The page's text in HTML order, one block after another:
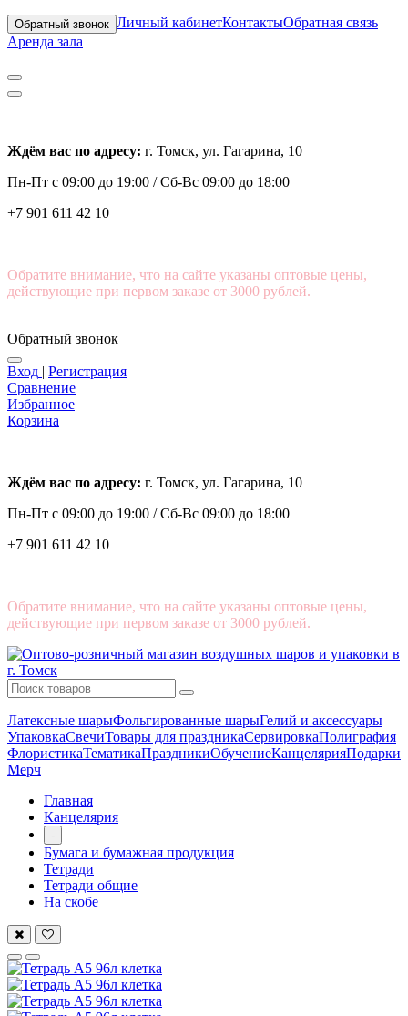
Обратный звонок Личный кабинетКонтактыОбратная связь
Аренда зала
Ждём вас по адресу: г. Томск, ул. Гагарина, 10
Пн-Пт с 09:00 до 19:00 /Сб-Вс 09:00 до 18:00
+7 901 611 42 10
Обратите внимание, что на сайте указаны оптовые цены,
действующие при первом заказе от 3000 рублей.
Обратный звонок
Вход | Регистрация
Сравнение
Избранное
Корзина
Ждём вас по адресу: г. Томск, ул. Гагарина, 10
Пн-Пт с 09:00 до 19:00 /Сб-Вс 09:00 до 18:00
+7 901 611 42 10
Обратите внимание, что на сайте указаны оптовые цены,
действующие при первом заказе от 3000 рублей.
Латексные шарыФольгированные шарыГелий и аксессуары
УпаковкаСвечиТовары для праздникаСервировкаПолиграфия
ФлористикаТематикаПраздникиОбучениеКанцелярияПодарки
Мерч
Главная
Канцелярия
-
Бумага и бумажная продукция
Тетради
Тетради общие
На скобе